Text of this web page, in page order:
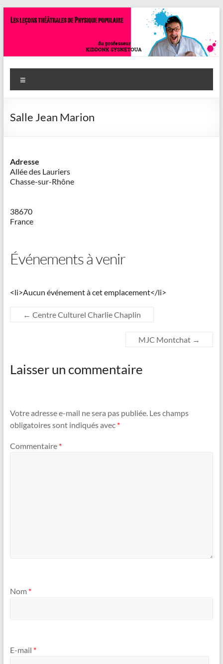
au
Savoir
en
actes
Cazeneuve
Salle Jean Marion
Adresse
Allée des Lauriers
Chasse-sur-Rhône
38670
France
Événements à venir
<li>Aucun événement à cet emplacement</li>
← Centre Culturel Charlie Chaplin
MJC Montchat →
Laisser un commentaire
Votre adresse e-mail ne sera pas publiée. Les champs
obligatoires sont indiqués avec *
Commentaire *
Nom *
E-mail *